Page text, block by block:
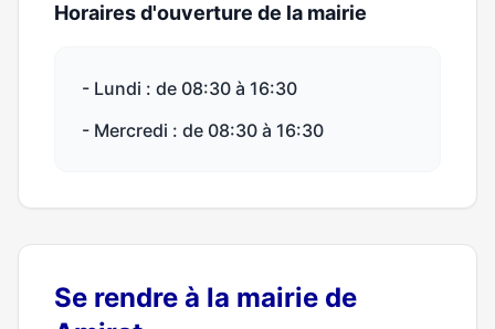
Horaires d'ouverture de la mairie
- Lundi : de 08:30 à 16:30
- Mercredi : de 08:30 à 16:30
Se rendre à la mairie de